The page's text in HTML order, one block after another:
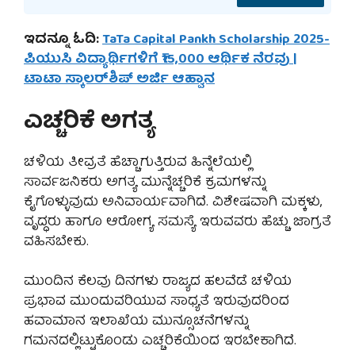
ಇದನ್ನೂ ಓದಿ:TaTa Capital Pankh Scholarship 2025-
ಪಿಯುಸಿ ವಿದ್ಯಾರ್ಥಿಗಳಿಗೆ ₹15,000 ಆರ್ಥಿಕ ನೆರವು |
ಟಾಟಾ ಸ್ಕಾಲರ್‌ಶಿಪ್ ಅರ್ಜಿ ಆಹ್ವಾನ
ಎಚ್ಚರಿಕೆ ಅಗತ್ಯ
ಚಳಿಯ ತೀವ್ರತೆ ಹೆಚ್ಚಾಗುತ್ತಿರುವ ಹಿನ್ನೆಲೆಯಲ್ಲಿ
ಸಾರ್ವಜನಿಕರು ಅಗತ್ಯ ಮುನ್ನೆಚ್ಚರಿಕೆ ಕ್ರಮಗಳನ್ನು
ಕೈಗೊಳ್ಳುವುದು ಅನಿವಾರ್ಯವಾಗಿದೆ. ವಿಶೇಷವಾಗಿ ಮಕ್ಕಳು,
ವೃದ್ಧರು ಹಾಗೂ ಆರೋಗ್ಯ ಸಮಸ್ಯೆ ಇರುವವರು ಹೆಚ್ಚು ಜಾಗ್ರತೆ
ವಹಿಸಬೇಕು.
ಮುಂದಿನ ಕೆಲವು ದಿನಗಳು ರಾಜ್ಯದ ಹಲವೆಡೆ ಚಳಿಯ
ಪ್ರಭಾವ ಮುಂದುವರಿಯುವ ಸಾಧ್ಯತೆ ಇರುವುದರಿಂದ
ಹವಾಮಾನ ಇಲಾಖೆಯ ಮುನ್ಸೂಚನೆಗಳನ್ನು
ಗಮನದಲ್ಲಿಟ್ಟುಕೊಂಡು ಎಚ್ಚರಿಕೆಯಿಂದ ಇರಬೇಕಾಗಿದೆ.